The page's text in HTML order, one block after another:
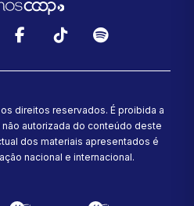
direitos reservados. É proibida a
autorizada do conteúdo deste
dos materiais apresentados é
nacional e internacional.